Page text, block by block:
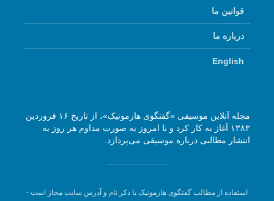
قوانین ما
درباره ما
English
مجله آنلاین موسیقی «گفتگوی هارمونیک»، از تاریخ ۱۶ فروردین
۱۳۸۳ آغاز به کار کرد و تا امروز به صورت مداوم هر روز به
انتشار مطالبی درباره موسیقی می‌پردازد.
استفاده از مطالب گفتگوی هارمونیک با ذکر نام و آدرس سایت مجاز است -